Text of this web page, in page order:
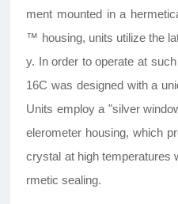
ment mounted in a
™ housing, units utilize the
y. In order to operate at
16C was designed with a
Units employ a "silver
elerometer housing, which
crystal at high temperatures
rmetic sealing.